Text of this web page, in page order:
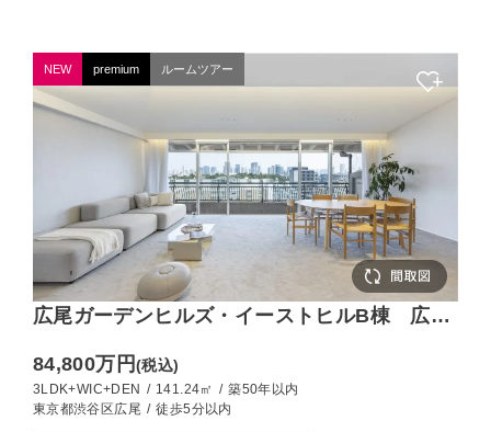
NEW premium ルームツアー
広尾ガーデンヒルズ・イーストヒルB棟 広さ
84,800万円(税込)
3LDK+WIC+DEN / 141.24㎡ / 築50年以内
東京都渋谷区広尾 / 徒歩5分以内